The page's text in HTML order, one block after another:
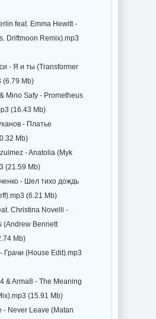
feat. Emma Hewitt -
Driftmoon Remix).mp3
- Я и ты (Transformer
(6.79 Mb)
Mino Safy - Prometheus
(16.43 Mb)
- Платье
Mb)
- Anatolia (Myk
(21.59 Mb)
- Шел тихо дождь
(6.21 Mb)
Christina Novelli -
(Andrew Bennett
Mb)
Грачи (House Edit).mp3
& Arma8 - The Meaning
(15.91 Mb)
- Never Leave (Matan